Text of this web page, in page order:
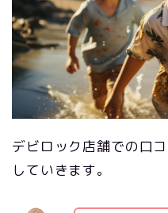
デビロック店舗での口
していきます。